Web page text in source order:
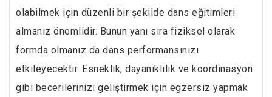
olabilmek için düzenli bir şekilde dans eğitimleri
almanız önemlidir. Bunun yanı sıra fiziksel olarak
formda olmanız da dans performansınızı
etkileyecektir. Esneklik, dayanıklılık ve koordinasyon
gibi becerilerinizi geliştirmek için egzersiz yapmak